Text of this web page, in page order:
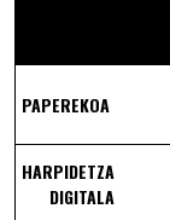
PAPEREKOA
HARPIDETZA
DIGITALA